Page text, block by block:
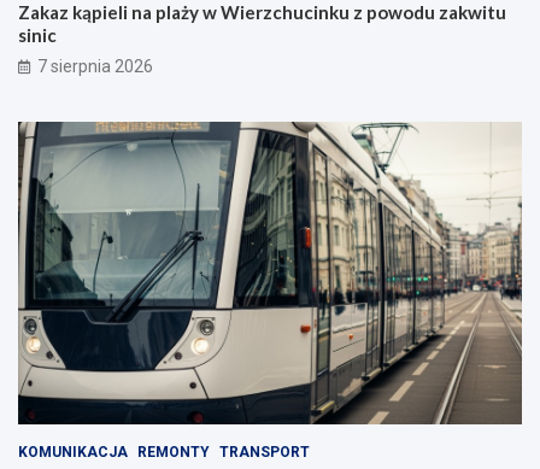
Zakaz kąpieli na plaży w Wierzchucinku z powodu zakwitu
sinic
7 sierpnia 2026
KOMUNIKACJA REMONTY TRANSPORT